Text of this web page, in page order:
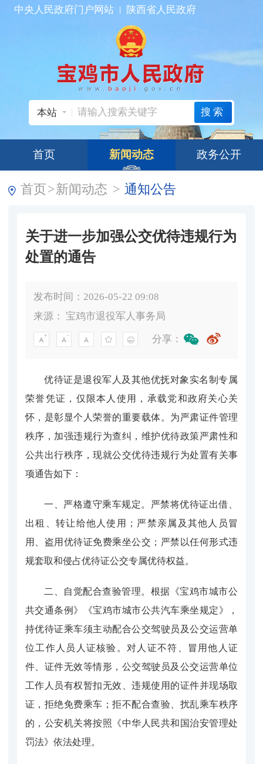
中央人民政府门户网站 陕西省人民政府
本站 搜索
首页 新闻动态 政务公开
首页>新闻动态 > 通知公告
关于进一步加强公交优待违规行为
处置的通告
发布时间：2026-05-22 09:08
来源： 宝鸡市退役军人事务局
分享：
优待证是退役军人及其他优抚对象实名制专属
荣誉凭证，仅限本人使用，承载党和政府关心关
怀，是彰显个人荣誉的重要载体。为严肃证件管理
秩序，加强违规行为查纠，维护优待政策严肃性和
公共出行秩序，现就公交优待违规行为处置有关事
项通告如下：
一、严格遵守乘车规定。严禁将优待证出借、
出租、转让给他人使用；严禁亲属及其他人员冒
用、盗用优待证免费乘坐公交；严禁以任何形式违
规套取和侵占优待证公交专属优待权益。
二、自觉配合查验管理。根据《宝鸡市城市公
共交通条例》《宝鸡市城市公共汽车乘坐规定》，
持优待证乘车须主动配合公交驾驶员及公交运营单
位工作人员人证核验。对人证不符、冒用他人证
件、证件无效等情形，公交驾驶员及公交运营单位
工作人员有权暂扣无效、违规使用的证件并现场取
证，拒绝免费乘车；拒不配合查验、扰乱乘车秩序
的，公安机关将按照《中华人民共和国治安管理处
罚法》依法处理。